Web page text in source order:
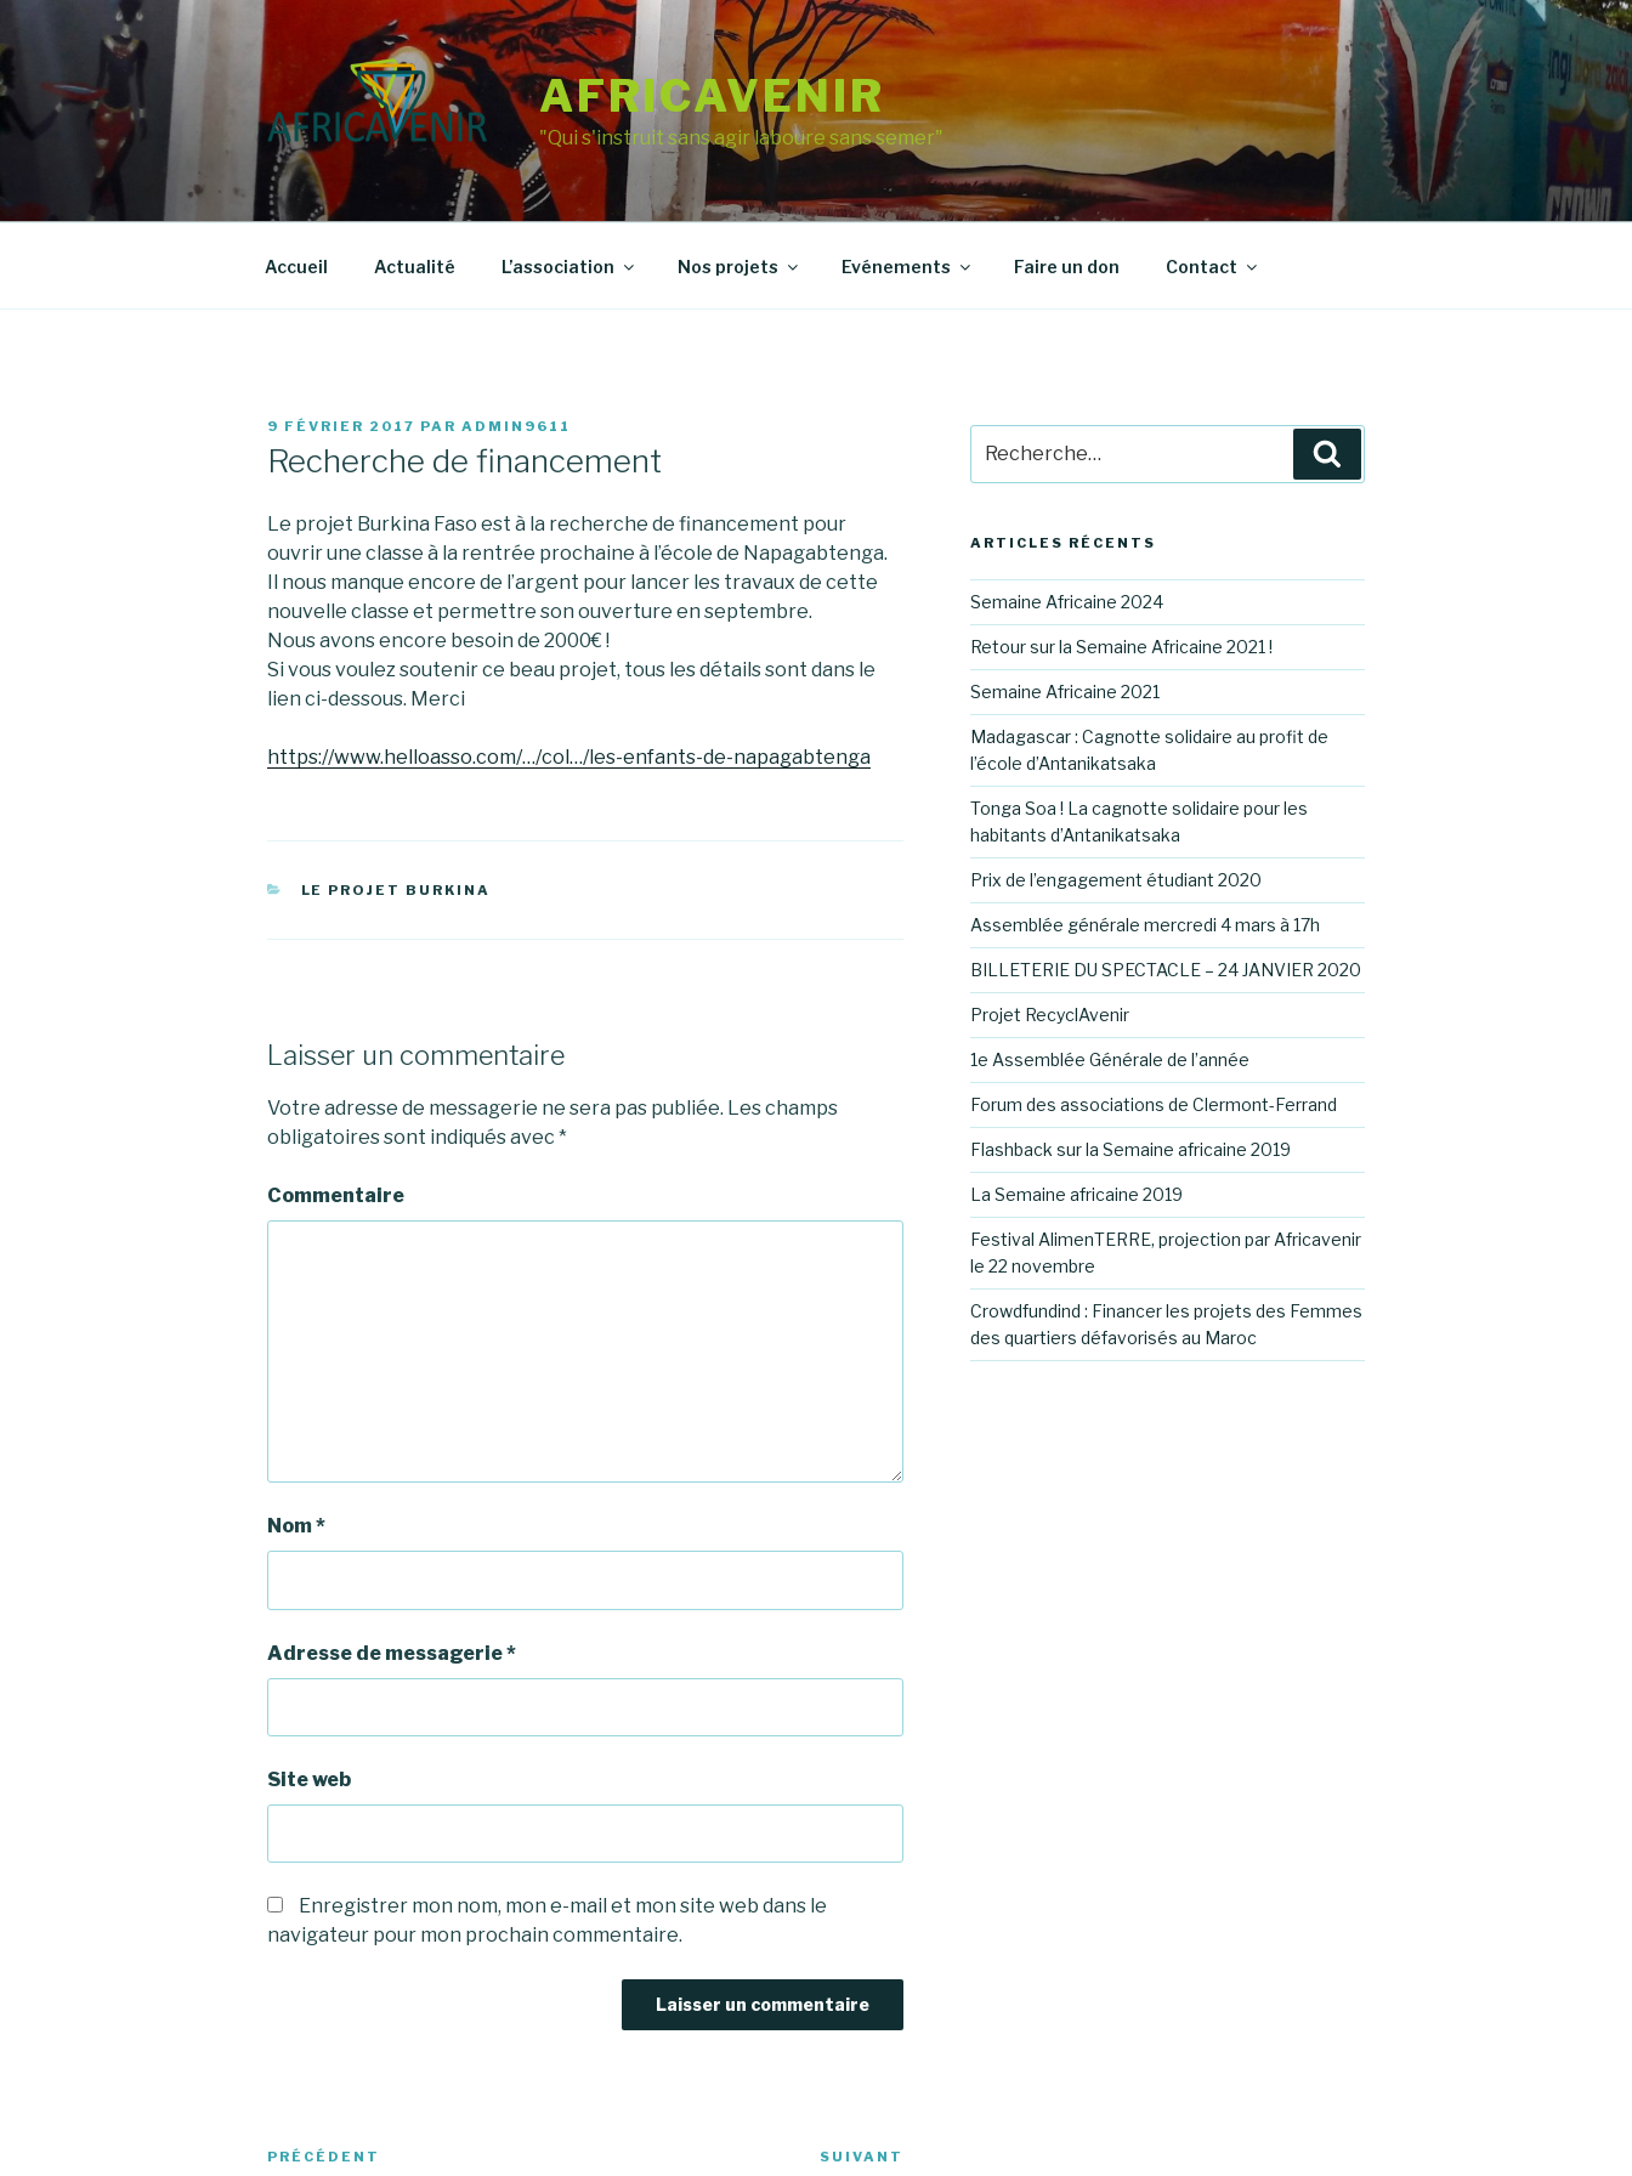
au
contenu
principal
AFRICAVENIR
"Qui s'instruit sans agir laboure sans semer"
Accueil Actualité L’association Nos projets Evénements Faire un don Contact
PUBLIÉ
LE
9 FÉVRIER 2017 PAR ADMIN9611
Recherche de financement
Le projet Burkina Faso est à la recherche de financement pour
ouvrir une classe à la rentrée prochaine à l’école de Napagabtenga.
Il nous manque encore de l’argent pour lancer les travaux de cette
nouvelle classe et permettre son ouverture en septembre.
Nous avons encore besoin de 2000€ !
Si vous voulez soutenir ce beau projet, tous les détails sont dans le
lien ci-dessous. Merci
https://www.helloasso.com/…/col…/les-enfants-de-napagabtenga
CATÉGORIES
LE PROJET BURKINA
Laisser un commentaire
Votre adresse de messagerie ne sera pas publiée. Les champs
obligatoires sont indiqués avec *
Commentaire
Nom*
Adresse de messagerie*
Site web
Enregistrer mon nom, mon e-mail et mon site web dans le
navigateur pour mon prochain commentaire.
Navigation
Article
PRÉCÉDENT SUIVANT
pour
ARTICLES RÉCENTS
Semaine Africaine 2024
Retour sur la Semaine Africaine 2021 !
Semaine Africaine 2021
Madagascar : Cagnotte solidaire au profit de
l’école d’Antanikatsaka
Tonga Soa ! La cagnotte solidaire pour les
habitants d’Antanikatsaka
Prix de l’engagement étudiant 2020
Assemblée générale mercredi 4 mars à 17h
BILLETERIE DU SPECTACLE – 24 JANVIER 2020
Projet RecyclAvenir
1e Assemblée Générale de l’année
Forum des associations de Clermont-Ferrand
Flashback sur la Semaine africaine 2019
La Semaine africaine 2019
Festival AlimenTERRE, projection par Africavenir
le 22 novembre
Crowdfundind : Financer les projets des Femmes
des quartiers défavorisés au Maroc